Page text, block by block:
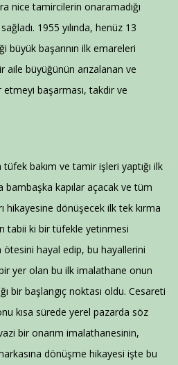
nice tamircilerin onaramadığı
1955 yılında, henüz 13
büyük başarının ilk emareleri
aile büyüğünün arızalanan ve
başarması, takdir ve
tüfek bakım ve tamir işleri yaptığı ilk
kapılar açacak ve tüm
hikayesine dönüşecek ilk tek kırma
tabii ki bir tüfekle yetinmesi
ötesini hayal edip, bu hayallerini
yer olan bu ilk imalathane onun
bir başlangıç noktası oldu. Cesareti
kısa sürede yerel pazarda söz
bir onarım imalathanesinin,
dönüşme hikayesi işte bu